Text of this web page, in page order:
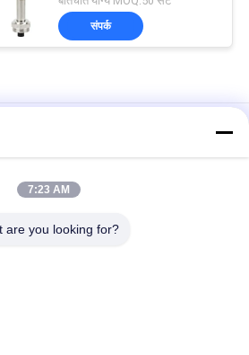
संपर्क
निकला हुआ किनारा सीट ब्रास गाइड ट्यूब सवार
7:23 AM
are you looking for?